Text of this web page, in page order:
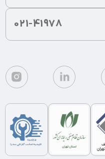
021-41978